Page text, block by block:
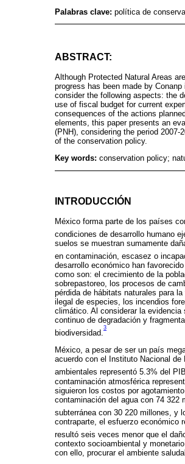
Palabras clave: política de
ABSTRACT:
Although Protected Natural Areas
progress has been made by
consider the following aspects: the
use of fiscal budget for current
consequences of the actions
elements, this paper presents an
(PNH), considering the period
of the conservation policy.
Key words: conservation policy;
INTRODUCCIÓN
México forma parte de los países
condiciones de desarrollo humano
suelos se muestran sumamente
en contaminación, escasez o
desarrollo económico han
como son: el crecimiento de la
sobrepastoreo, los procesos de
pérdida de hábitats naturales para
ilegal de especies, los incendios
climático. Al considerar la
continuo de degradación y
biodiversidad.
3
México, a pesar de ser un país
acuerdo con el Instituto Nacional
ambientales representó 5.3% del
contaminación atmosférica
siguieron los costos por
contaminación del agua con 74 322
subterránea con 30 220 millones, y
contraparte, el esfuerzo económico
resultó seis veces menor que el
contexto socioambiental y
con ello, procurar el ambiente